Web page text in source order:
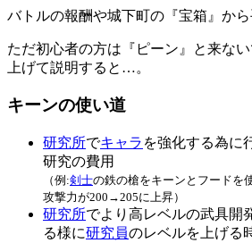
バトルの報酬や城下町の『宝箱』から
ただ初心者の方は『ピーン』と来な
上げて説明すると…。
キーンの使い道
研究所でキャラ を強化する為に
研究の費用
（例:剣士の鉄の槍をキーンとフードを
攻撃力が200→205に上昇）
研究所でより高レベルの武具開
る様に研究員のレベルを上げる